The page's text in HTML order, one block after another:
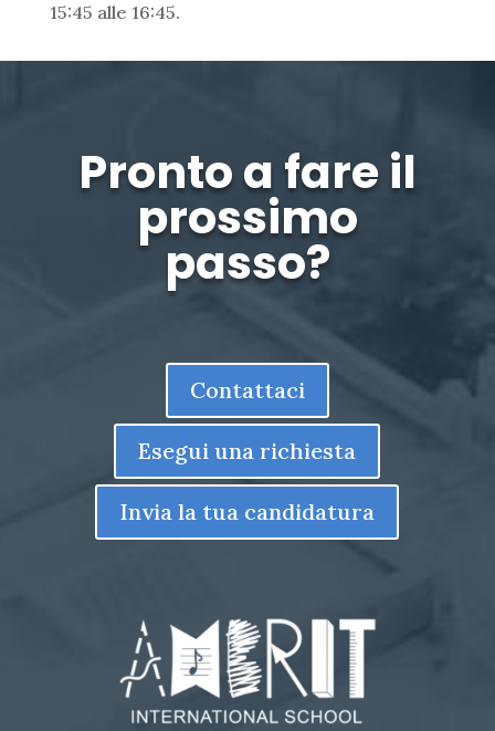
15:45 alle 16:45.
Pronto a fare il
prossimo
passo?
Contattaci
Esegui una richiesta
Invia la tua candidatura